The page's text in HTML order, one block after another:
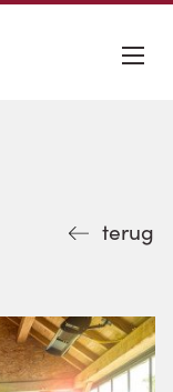
terug